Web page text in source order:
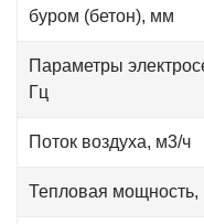
буром (бетон), мм
Параметры
Гц
Поток воздуха, м3/ч
Тепловая мощность,